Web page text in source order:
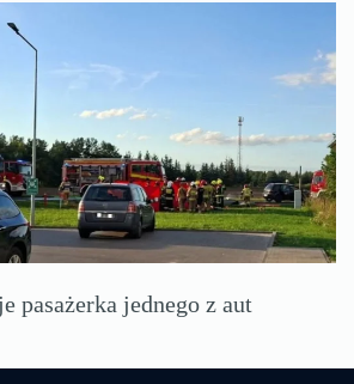
pasażerka jednego z aut